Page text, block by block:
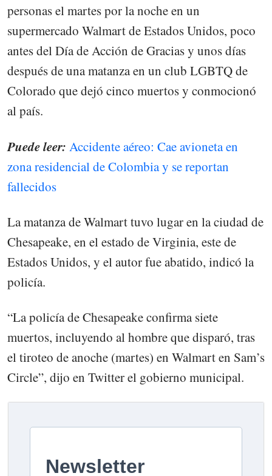
personas el martes por la noche en un
supermercado Walmart de Estados Unidos, poco
antes del Día de Acción de Gracias y unos días
después de una matanza en un club LGBTQ de
Colorado que dejó cinco muertos y conmocionó
al país.
Puede leer: Accidente aéreo: Cae avioneta en
zona residencial de Colombia y se reportan
fallecidos
La matanza de Walmart tuvo lugar en la ciudad de
Chesapeake, en el estado de Virginia, este de
Estados Unidos, y el autor fue abatido, indicó la
policía.
“La policía de Chesapeake confirma siete
muertos, incluyendo al hombre que disparó, tras
el tiroteo de anoche (martes) en Walmart en Sam’s
Circle”, dijo en Twitter el gobierno municipal.